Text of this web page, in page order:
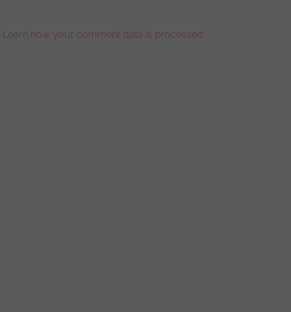
Learn how your comment data is processed.